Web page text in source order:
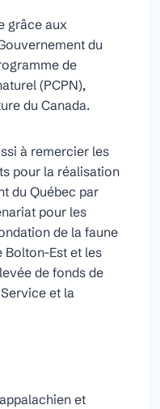
grâce aux
du
de
(PCPN),
du Canada.
à remercier les
pour la réalisation
du Québec par
pour les
de la faune
Bolton-Est et les
de fonds de
et la
et